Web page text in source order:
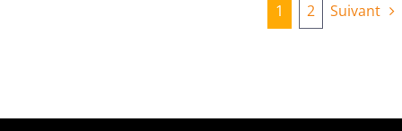
1 2 Suivant